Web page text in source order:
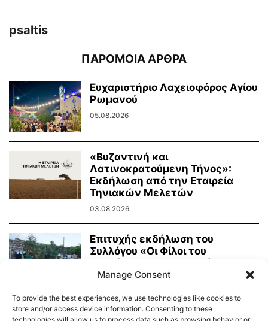
psaltis
ΠΑΡΟΜΟΙΑ ΑΡΘΡΑ
Ευχαριστήριο Λαχειοφόρος Αγίου
Ρωμανού
05.08.2026
«Βυζαντινή και
Λατινοκρατούμενη Τήνος»:
Εκδήλωση από την Εταιρεία
Τηνιακών Μελετών
03.08.2026
Επιτυχής εκδήλωση του
Συλλόγου «Οι Φίλοι του
Πρασίνου» με κουκλοθέατρο
και...
Manage Consent
To provide the best experiences, we use technologies like cookies to
store and/or access device information. Consenting to these